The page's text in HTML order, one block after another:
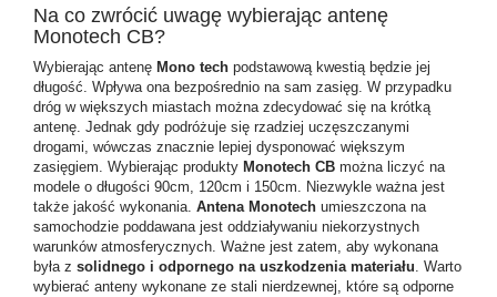
Na co zwrócić uwagę wybierając antenę
Monotech CB?
Wybierając antenę Mono tech podstawową kwestią będzie jej
długość. Wpływa ona bezpośrednio na sam zasięg. W przypadku
dróg w większych miastach można zdecydować się na krótką
antenę. Jednak gdy podróżuje się rzadziej uczęszczanymi
drogami, wówczas znacznie lepiej dysponować większym
zasięgiem. Wybierając produkty Monotech CB można liczyć na
modele o długości 90cm, 120cm i 150cm. Niezwykle ważna jest
także jakość wykonania. Antena Monotech umieszczona na
samochodzie poddawana jest oddziaływaniu niekorzystnych
warunków atmosferycznych. Ważne jest zatem, aby wykonana
była z solidnego i odpornego na uszkodzenia materiału. Warto
wybierać anteny wykonane ze stali nierdzewnej, które są odporne